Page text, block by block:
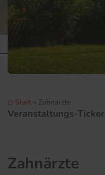
Start Zahnärzte
Veranstaltungs-Ticker
Zahnärzte